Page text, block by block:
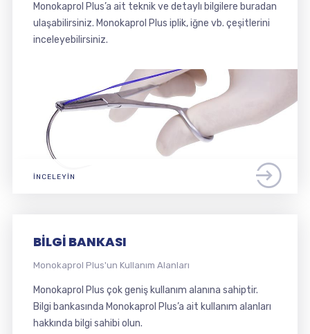
Monokaprol Plus’a ait teknik ve detaylı bilgilere buradan
ulaşabilirsiniz. Monokaprol Plus iplik, iğne vb. çeşitlerini
inceleyebilirsiniz.
İNCELEYIN
BILGI BANKASI
Monokaprol Plus'un Kullanım Alanları
Monokaprol Plus çok geniş kullanım alanına sahiptir.
Bilgi bankasında Monokaprol Plus’a ait kullanım alanları
hakkında bilgi sahibi olun.